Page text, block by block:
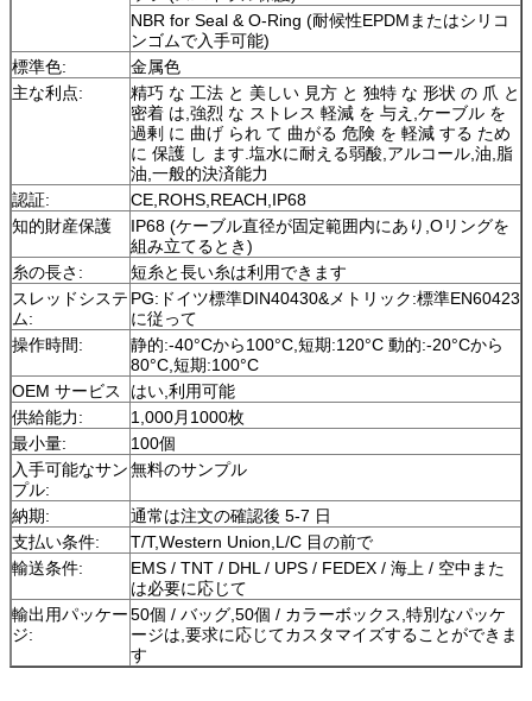
NBR for Seal & O-Ring (耐候性EPDMまたはシリコ
ンゴムで入手可能)
標準色:
金属色
主な利点:
精巧 な 工法 と 美しい 見方 と 独特 な 形状 の 爪 と
密着 は,強烈 な ストレス 軽減 を 与え,ケーブル を
過剰 に 曲げ られ て 曲がる 危険 を 軽減 する ため
に 保護 し ます.塩水に耐える弱酸,アルコール,油,脂
油,一般的決済能力
認証:
CE,ROHS,REACH,IP68
知的財産保護
IP68 (ケーブル直径が固定範囲内にあり,Oリングを
組み立てるとき)
糸の長さ:
短糸と長い糸は利用できます
スレッドシステ
ム:
PG:ドイツ標準DIN40430&メトリック:標準EN60423
に従って
操作時間:
静的:-40°Cから100°C,短期:120°C 動的:-20°Cから
80°C,短期:100°C
OEM サービス
はい,利用可能
供給能力:
1,000月1000枚
最小量:
100個
入手可能なサン
プル:
無料のサンプル
納期:
通常は注文の確認後 5-7 日
支払い条件:
T/T,Western Union,L/C 目の前で
輸送条件:
EMS / TNT / DHL / UPS / FEDEX / 海上 / 空中また
は必要に応じて
輸出用パッケー
ジ:
50個 / バッグ,50個 / カラーボックス,特別なパッケ
ージは,要求に応じてカスタマイズすることができま
す